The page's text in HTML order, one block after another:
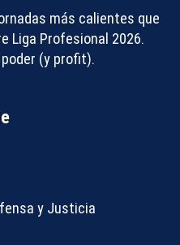
más calientes que
Liga Profesional 2026.
(y profit).
y Justicia